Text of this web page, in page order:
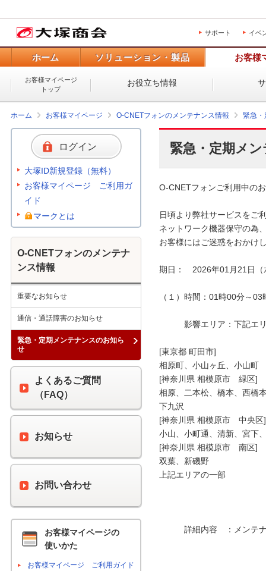
サポート イベ
ホーム ソリューション・製品 お客様
お客様マイページ
トップ
お役立ち情報
ホーム お客様マイページ O-CNETフォンのメンテナンス情報 緊急・
緊急・定期メ
O-CNETフォンご利用中の
日頃より弊社サービスをご
ネットワーク機器保守の為
お客様にはご迷惑をおかけ
期日：　2026年01月21日（
（１）時間：01時00分～03
影響エリア：下記エリ
[東京都 町田市]
相原町、小山ヶ丘、小山町
[神奈川県 相模原市　緑区]
相原、二本松、橋本、西橋
下九沢
[神奈川県 相模原市　中央区]
小山、小町通、清新、宮下
[神奈川県 相模原市　南区]
双葉、新磯野
上記エリアの一部
詳細内容　：メンテナ
ログイン
大塚ID新規登録（無料）
お客様マイページ ご利用ガ
イド
マークとは
O-CNETフォンのメンテナ
ンス情報
重要なお知らせ
通信・通話障害のお知らせ
緊急・定期メンテナンスのお知ら
せ
よくあるご質問
（FAQ）
お知らせ
お問い合わせ
お客様マイページの
使いかた
お客様マイページ ご利用ガイド